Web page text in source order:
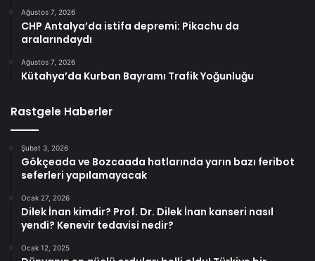
Ağustos 7, 2026
CHP Antalya’da istifa depremi: Pikachu da
aralarındaydı
Ağustos 7, 2026
Kütahya’da Kurban Bayramı Trafik Yoğunluğu
Rastgele Haberler
Şubat 3, 2026
Gökçeada ve Bozcaada hatlarında yarın bazı feribot
seferleri yapılamayacak
Ocak 27, 2026
Dilek İnan kimdir? Prof. Dr. Dilek İnan kanseri nasıl
yendi? Kenevir tedavisi nedir?
Ocak 12, 2025